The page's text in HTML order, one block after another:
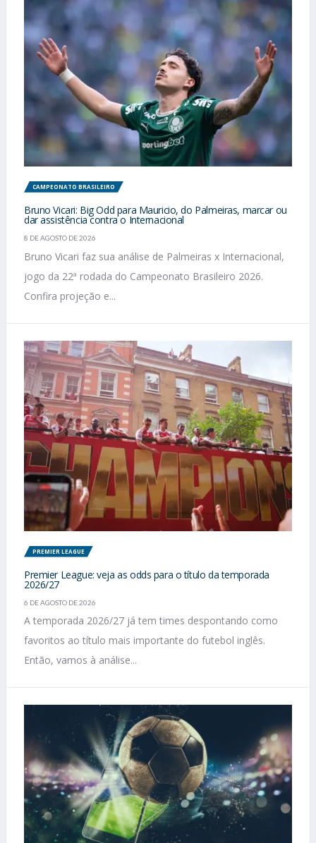
CAMPEONATO BRASILEIRO
Bruno Vicari: Big Odd para Mauricio, do Palmeiras, marcar ou
dar assistência contra o Internacional
8 DE AGOSTO DE 2026
Bruno Vicari faz sua análise de Palmeiras x Internacional,
jogo da 22ª rodada do Campeonato Brasileiro 2026.
Confira projeção e...
PREMIER LEAGUE
Premier League: veja as odds para o título da temporada
2026/27
6 DE AGOSTO DE 2026
A temporada 2026/27 já tem times despontando como
favoritos ao título mais importante do futebol inglês.
Então, vamos à análise...